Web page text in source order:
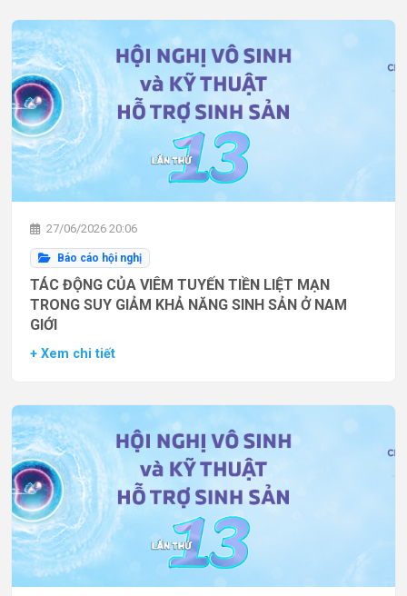
27/06/2026 20:06
Báo cáo hội nghị
TÁC ĐỘNG CỦA VIÊM TUYẾN TIỀN LIỆT MẠN
TRONG SUY GIẢM KHẢ NĂNG SINH SẢN Ở NAM
GIỚI
+ Xem chi tiết